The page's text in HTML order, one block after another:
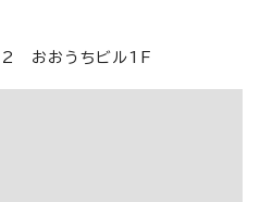
おおうちビル1F